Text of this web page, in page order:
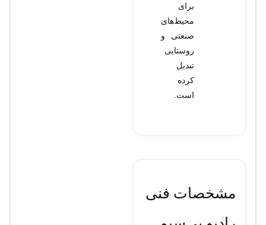
برای
محیط‌های
صنعتی و
روستایی
تبدیل
کرده
است.
مشخصات فنی